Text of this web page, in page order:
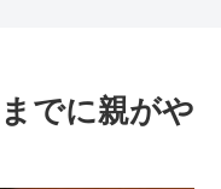
でに親がや